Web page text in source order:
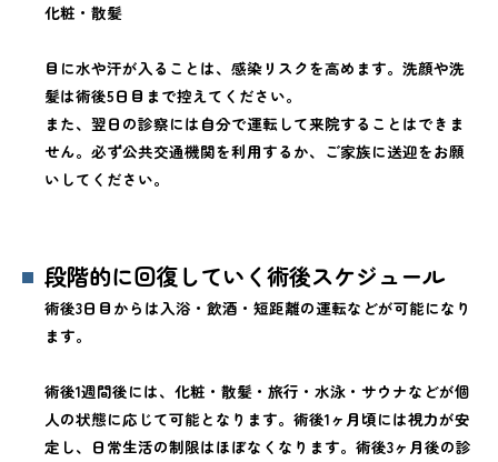
化粧・散髪
目に水や汗が入ることは、感染リスクを高めます。洗顔や洗
髪は術後5日目まで控えてください。
また、翌日の診察には自分で運転して来院することはできま
せん。必ず公共交通機関を利用するか、ご家族に送迎をお願
いしてください。
段階的に回復していく術後スケジュール
術後3日目からは入浴・飲酒・短距離の運転などが可能になり
ます。
術後1週間後には、化粧・散髪・旅行・水泳・サウナなどが個
人の状態に応じて可能となります。術後1ヶ月頃には視力が安
定し、日常生活の制限はほぼなくなります。術後3ヶ月後の診